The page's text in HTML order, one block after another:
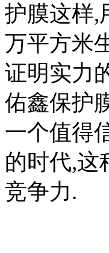
护膜这样,
万平方米
证明实力
佑鑫保护
一个值得
的时代,这
竞争力.